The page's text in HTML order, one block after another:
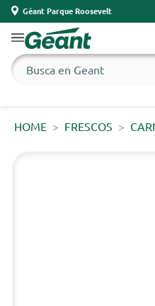
Géant Parque Roosevelt
HOME FRESCOS